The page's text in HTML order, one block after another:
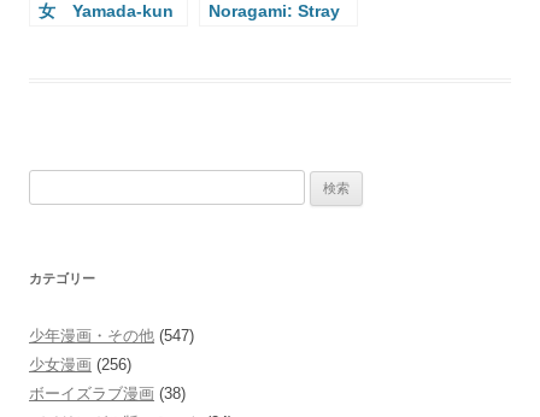
女 Yamada-kun
Noragami: Stray
カテゴリー
少年漫画・その他 (547)
少女漫画 (256)
ボーイズラブ漫画 (38)